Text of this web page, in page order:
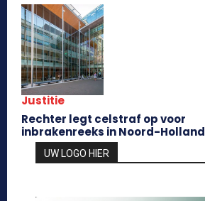
Justitie
Rechter legt celstraf op voor
inbrakenreeks in Noord-Holland
UW LOGO HIER